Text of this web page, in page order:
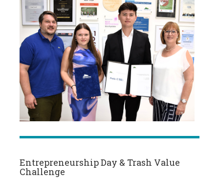
Entrepreneurship Day & Trash Value
Challenge